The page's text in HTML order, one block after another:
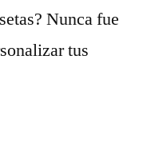
Nunca fue
tus